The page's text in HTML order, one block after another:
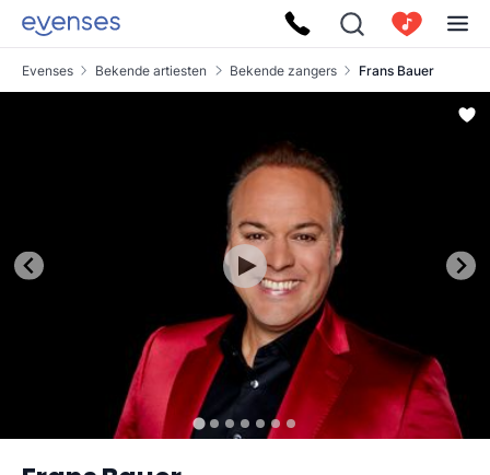
Evenses Bekende artiesten Bekende zangers Frans Bauer